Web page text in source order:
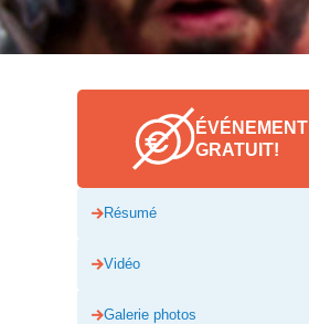
ÉVÉNEMENT
GRATUIT!
Résumé
Vidéo
Galerie photos